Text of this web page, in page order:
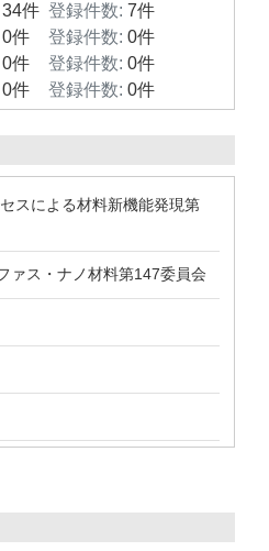
34件 登録件数: 7件
0件 登録件数: 0件
0件 登録件数: 0件
0件 登録件数: 0件
スによる材料新機能発現第
ァス・ナノ材料第147委員会